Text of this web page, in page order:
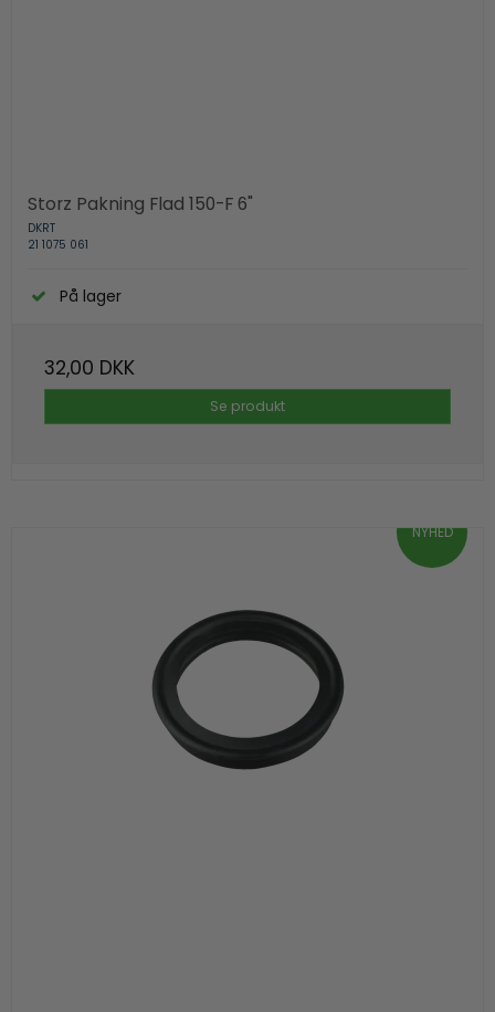
Storz Pakning Flad 150-F 6"
DKRT
21 1075 061
På lager
32,00 DKK
Se produkt
NYHED